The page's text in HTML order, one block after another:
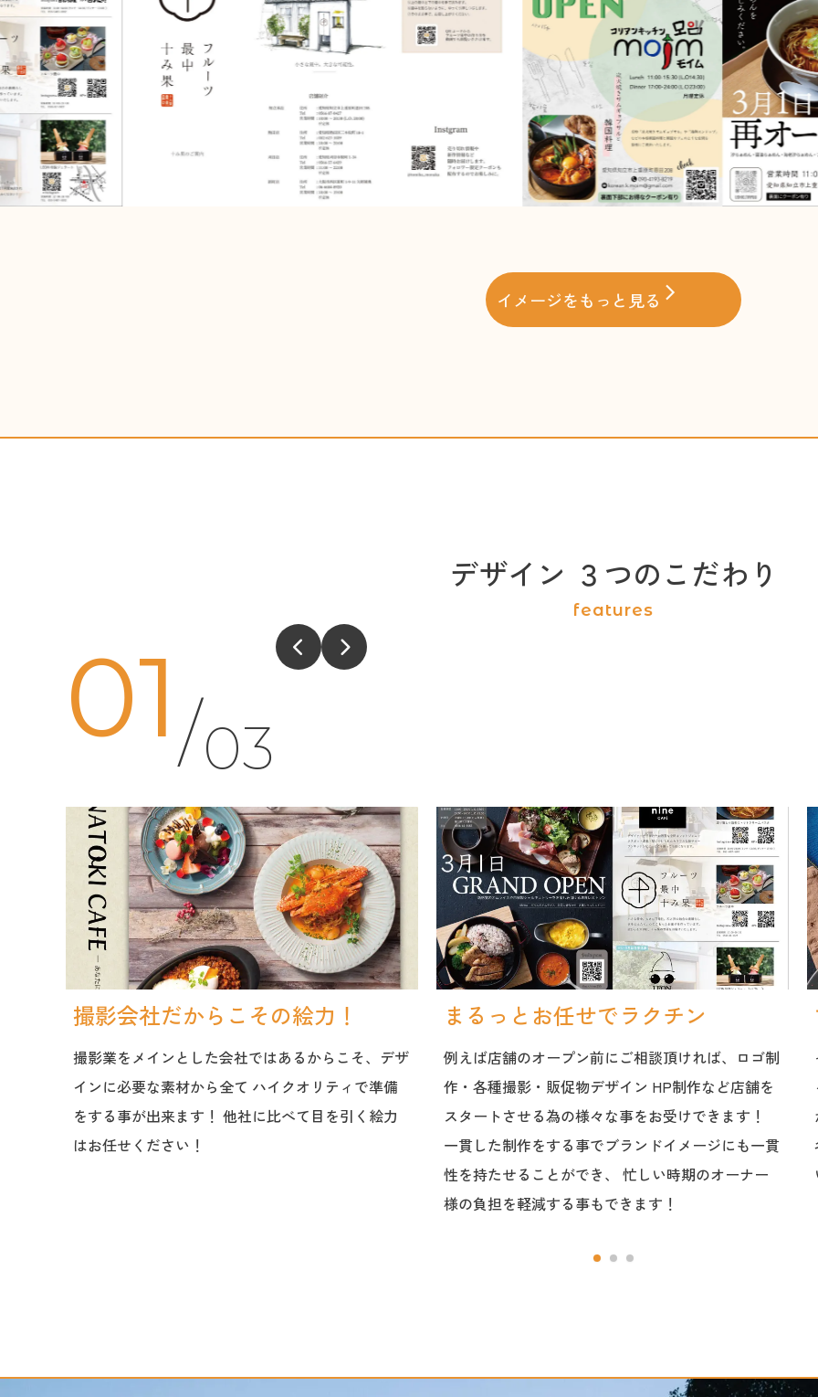
イメージをもっと見る
デザイン ３つのこだわり
features
01/03
撮影会社だからこその絵力！
撮影業をメインとした会社ではあるからこそ、デザ
インに必要な素材から全て ハイクオリティで準備
をする事が出来ます！ 他社に比べて目を引く絵力
はお任せください！
まるっとお任せでラクチン
例えば店舗のオープン前にご相談頂ければ、ロゴ制
作・各種撮影・販促物デザイン HP制作など店舗を
スタートさせる為の様々な事をお受けできます！
一貫した制作をする事でブランドイメージにも一貫
性を持たせることができ、 忙しい時期のオーナー
様の負担を軽減する事もできます！